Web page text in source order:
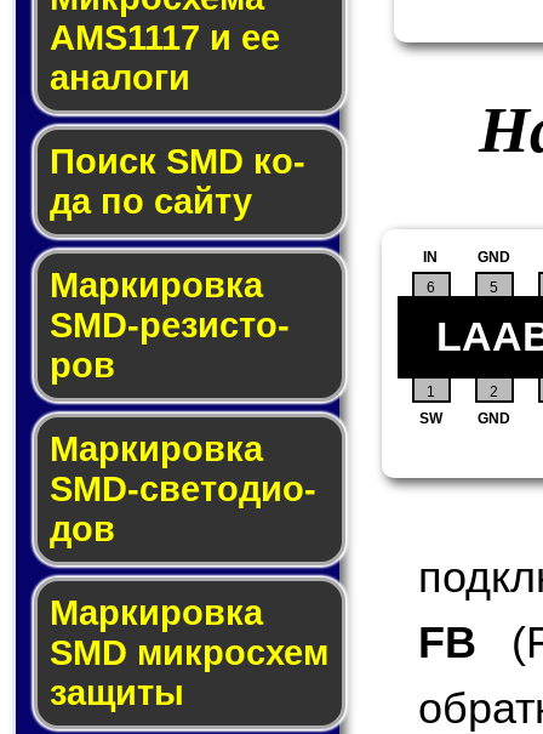
AMS1117 и ее
ана­ло­ги
Поиск SMD ко­
да по сай­ту
Маркировка
SMD-ре­зис­то­
ров
Маркировка
SMD-све­то­дио­
дов
Мар­ки­ров­ка
SMD мик­рос­хем
защиты
1
2
SW
GND
GND
5
6
IN
FB